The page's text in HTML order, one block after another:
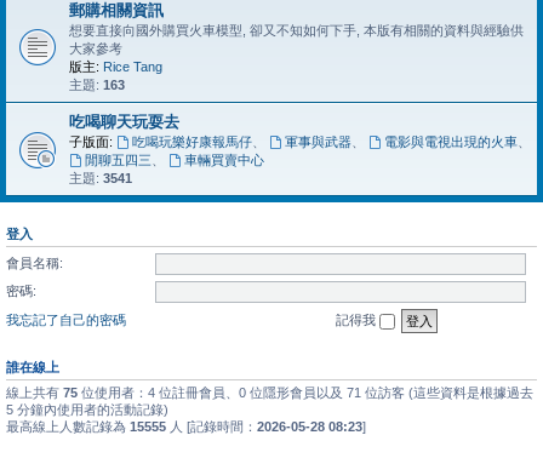
郵購相關資訊
想要直接向國外購買火車模型, 卻又不知如何下手, 本版有相關的資料與經驗供
大家參考
版主: Rice Tang
主題: 163
吃喝聊天玩耍去
子版面: 吃喝玩樂好康報馬仔、 軍事與武器、 電影與電視出現的火車、
閒聊五四三
車輛買賣中心
主題: 3541
登入
會員名稱:
密碼:
我忘記了自己的密碼
記得我
誰在線上
線上共有 75 位使用者：4 位註冊會員、0 位隱形會員以及 71 位訪客 (這些資料是根據過去
5 分鐘內使用者的活動記錄)
最高線上人數記錄為 15555 人 [記錄時間： 2026-05-28 08:23]